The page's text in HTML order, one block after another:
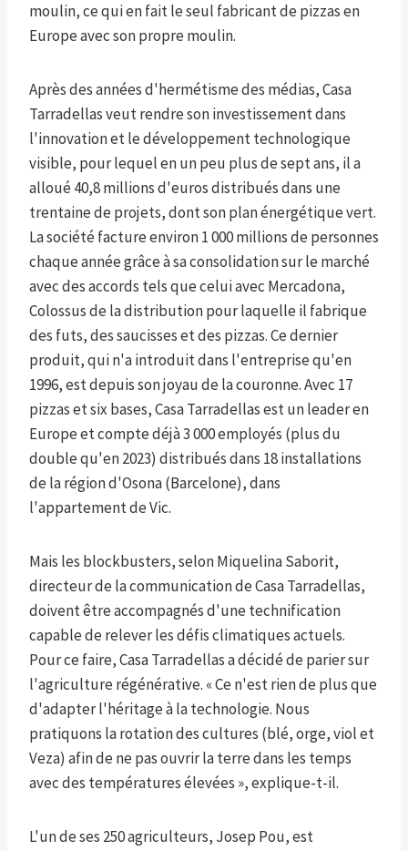
moulin, ce qui en fait le seul fabricant de pizzas en
Europe avec son propre moulin.
Après des années d'hermétisme des médias, Casa
Tarradellas veut rendre son investissement dans
l'innovation et le développement technologique
visible, pour lequel en un peu plus de sept ans, il a
alloué 40,8 millions d'euros distribués dans une
trentaine de projets, dont son plan énergétique vert.
La société facture environ 1 000 millions de personnes
chaque année grâce à sa consolidation sur le marché
avec des accords tels que celui avec Mercadona,
Colossus de la distribution pour laquelle il fabrique
des futs, des saucisses et des pizzas. Ce dernier
produit, qui n'a introduit dans l'entreprise qu'en
1996, est depuis son joyau de la couronne. Avec 17
pizzas et six bases, Casa Tarradellas est un leader en
Europe et compte déjà 3 000 employés (plus du
double qu'en 2023) distribués dans 18 installations
de la région d'Osona (Barcelone), dans
l'appartement de Vic.
Mais les blockbusters, selon Miquelina Saborit,
directeur de la communication de Casa Tarradellas,
doivent être accompagnés d'une technification
capable de relever les défis climatiques actuels.
Pour ce faire, Casa Tarradellas a décidé de parier sur
l'agriculture régénérative. « Ce n'est rien de plus que
d'adapter l'héritage à la technologie. Nous
pratiquons la rotation des cultures (blé, orge, viol et
Veza) afin de ne pas ouvrir la terre dans les temps
avec des températures élevées », explique-t-il.
L'un de ses 250 agriculteurs, Josep Pou, est